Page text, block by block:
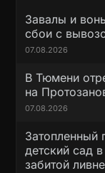
Завалы и
сбои с
07.08.2026
В Тюмени
на
07.08.2026
Затопленный
детский сад
забитой